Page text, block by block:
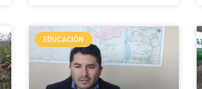
EDUCACIÓN